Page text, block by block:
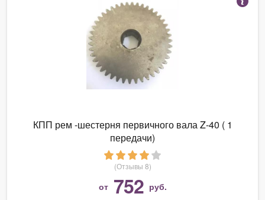
КПП рем -шестерня первичного вала Z-40 ( 1
передачи)
(Отзывы 8)
от 752 руб.